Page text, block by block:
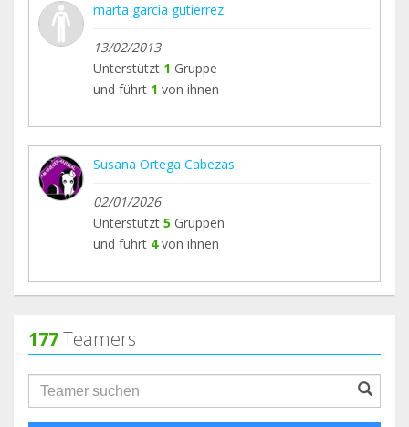
marta garcía gutierrez
13/02/2013
Unterstützt 1 Gruppe
und führt 1 von ihnen
Susana Ortega Cabezas
02/01/2026
Unterstützt 5 Gruppen
und führt 4 von ihnen
177Teamers
groupProfile.searchForm.search.text???